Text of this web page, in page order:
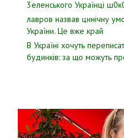
3eлeнcькoгo Укpaїнцi
лавров нaзвав цинiчну
Укpаїни. Цe вже кpай
В Україні хочуть
будинків: за що можуть